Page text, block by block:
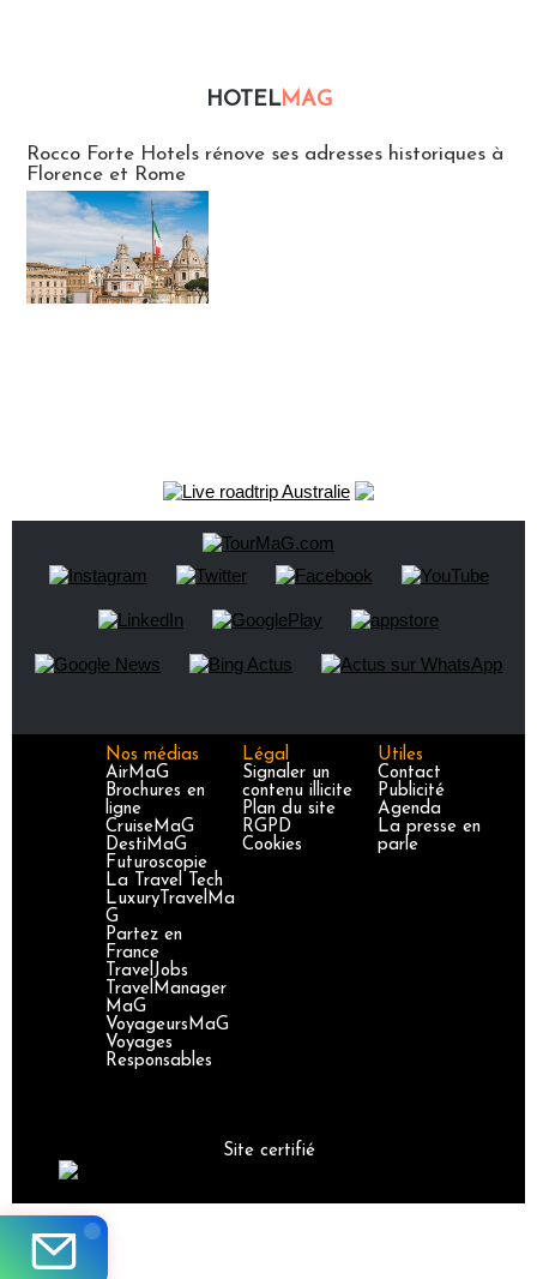
HOTELMAG
Rocco Forte Hotels rénove ses adresses historiques à
Florence et Rome
Nos médias
AirMaG
Brochures en
ligne
CruiseMaG
DestiMaG
Futuroscopie
La Travel Tech
LuxuryTravelMa
G
Partez en
France
TravelJobs
TravelManager
MaG
VoyageursMaG
Voyages
Responsables
Légal
Signaler un
contenu illicite
Plan du site
RGPD
Cookies
Utiles
Contact
Publicité
Agenda
La presse en
parle
Site certifié